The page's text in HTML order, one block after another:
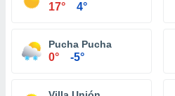
17° 4°
Pucha Pucha
0° -5°